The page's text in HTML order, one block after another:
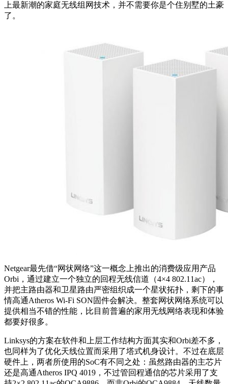
上最新潮的家庭无线组网技术，并不需要你是个住别墅的土豪
了。
Netgear最先借“网状网络”这一概念上推出的消费级应用产品
Orbi，通过建立一个独立的回程无线信道（4×4 802.11ac），
并把主路由器和卫星路由严密组织成一个星状拓扑，剩下的事
情高通Atheros Wi-Fi SON固件会解决。整套网状网络系统可以
提供相当不错的性能，比目前普遍的家用无线网络表现和体验
都要好很多。
Linksys的方案在软件和上层工作结构方面其实和Orbi差不多，
也同样为了优化天线位置而采用了塔式机身设计。不过在底层
硬件上，两者所使用的SoC有不同之处：虽然路由器的主芯片
还是高通Atheros IPQ 4019，不过管回程通信的芯片采用了支